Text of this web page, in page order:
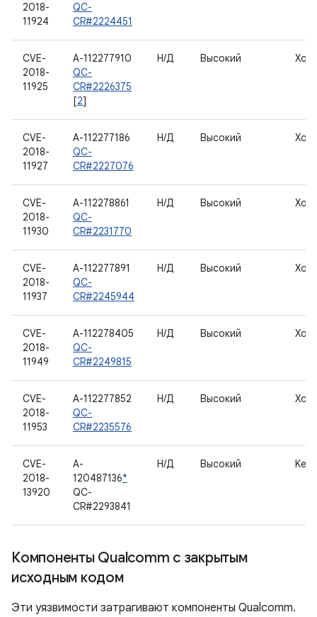
2018-
11924
QC-
CR#2224451
CVE-
2018-
11925
A-112277910
QC-
CR#2226375
[2]
Н/Д Высокий
CVE-
2018-
11927
A-112277186
QC-
CR#2227076
Н/Д Высокий
CVE-
2018-
11930
A-112278861
QC-
CR#2231770
Н/Д Высокий
CVE-
2018-
11937
A-112277891
QC-
CR#2245944
Н/Д Высокий
CVE-
2018-
11949
A-112278405
QC-
CR#2249815
Н/Д Высокий
CVE-
2018-
11953
A-112277852
QC-
CR#2235576
Н/Д Высокий
CVE-
2018-
13920
A-
120487136*
QC-
CR#2293841
Н/Д Высокий
Компоненты Qualcomm с закрытым
исходным кодом
Эти уязвимости затрагивают компоненты Qualcomm.